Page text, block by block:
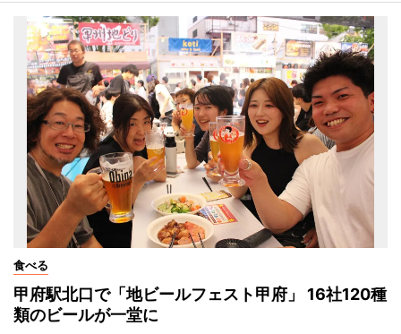
食べる
甲府駅北口で「地ビールフェスト甲府」 16社120種
類のビールが一堂に